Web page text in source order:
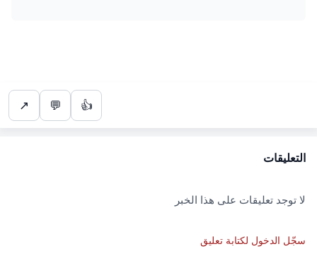
👍
💬
↗
التعليقات
لا توجد تعليقات على هذا الخبر
سجّل الدخول لكتابة تعليق